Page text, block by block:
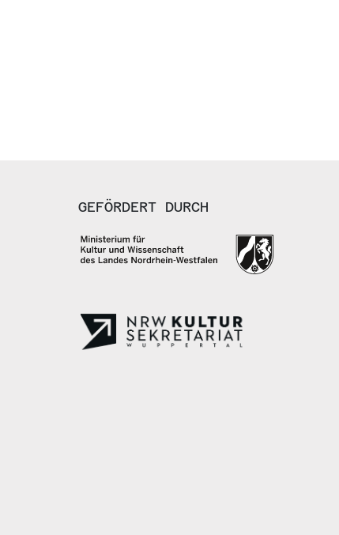
GEFÖRDERT DURCH